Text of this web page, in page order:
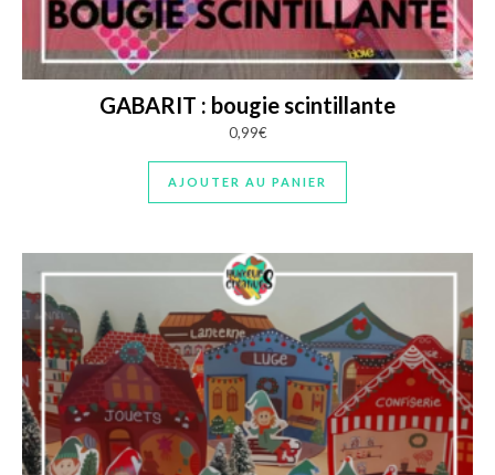
GABARIT : bougie scintillante
0,99€
AJOUTER AU PANIER